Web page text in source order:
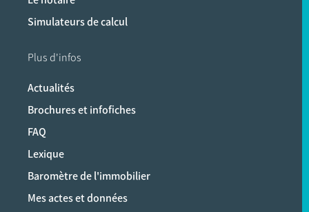
Simulateurs de calcul
Plus d'infos
Actualités
Brochures et infofiches
FAQ
Lexique
Baromètre de l'immobilier
Mes actes et données